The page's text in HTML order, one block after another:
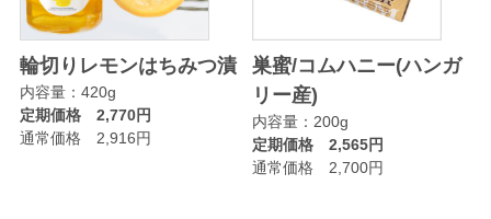
輪切りレモンはちみつ漬
内容量：420g
定期価格 2,770円
通常価格 2,916円
巣蜜/コムハニー(ハンガ
リー産)
内容量：200g
定期価格 2,565円
通常価格 2,700円